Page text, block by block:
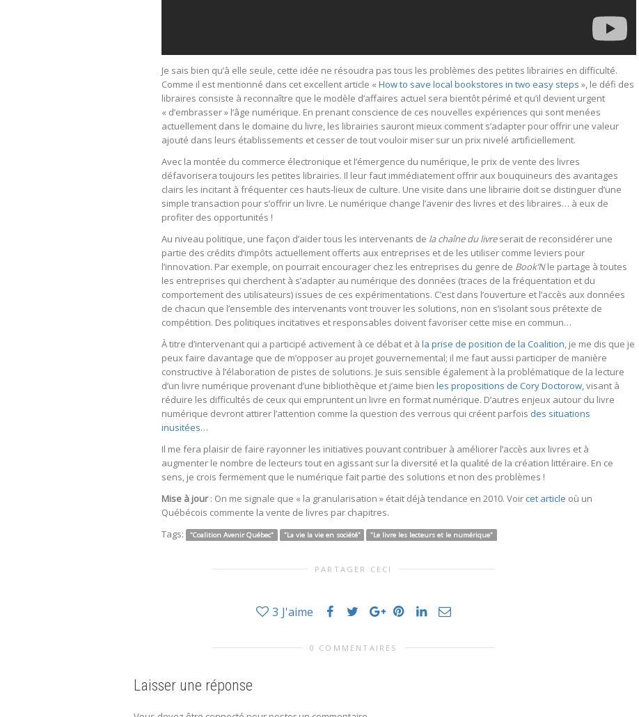
Je sais bien qu’à elle seule, cette idée ne résoudra pas tous les problèmes des petites librairies en difficulté.
Comme il est mentionné dans cet excellent article « How to save local bookstores in two easy steps », le défi des
libraires consiste à reconnaître que le modèle d’affaires actuel sera bientôt périmé et qu’il devient urgent
« d’embrasser » l’âge numérique. En prenant conscience de ces nouvelles expériences qui sont menées
actuellement dans le domaine du livre, les librairies sauront mieux comment s’adapter pour offrir une valeur
ajouté dans leurs établissements et cesser de tout vouloir miser sur un prix nivelé artificiellement.
Avec la montée du commerce électronique et l’émergence du numérique, le prix de vente des livres
défavorisera toujours les petites librairies. Il leur faut immédiatement offrir aux bouquineurs des avantages
clairs les incitant à fréquenter ces hauts-lieux de culture. Une visite dans une librairie doit se distinguer d’une
simple transaction pour s’offrir un livre. Le numérique change l’avenir des livres et des libraires… à eux de
profiter des opportunités !
Au niveau politique, une façon d’aider tous les intervenants de la chaîne du livreserait de reconsidérer une
partie des crédits d’impôts actuellement offerts aux entreprises et de les utiliser comme leviers pour
l’innovation. Par exemple, on pourrait encourager chez les entreprises du genre de Book’Nle partage à toutes
les entreprises qui cherchent à s’adapter au numérique des données (traces de la fréquentation et du
comportement des utilisateurs) issues de ces expérimentations. C’est dans l’ouverture et l’accès aux données
de chacun que l’ensemble des intervenants vont trouver les solutions, non en s’isolant sous prétexte de
compétition. Des politiques incitatives et responsables doivent favoriser cette mise en commun…
À titre d’intervenant qui a participé activement à ce débat et à la prise de position de la Coalition, je me dis que je
peux faire davantage que de m’opposer au projet gouvernemental; il me faut aussi participer de manière
constructive à l’élaboration de pistes de solutions. Je suis sensible également à la problématique de la lecture
d’un livre numérique provenant d’une bibliothèque et j’aime bien les propositions de Cory Doctorow, visant à
réduire les difficultés de ceux qui empruntent un livre en format numérique. D’autres enjeux autour du livre
numérique devront attirer l’attention comme la question des verrous qui créent parfois des situations
inusitées…
Il me fera plaisir de faire rayonner les initiatives pouvant contribuer à améliorer l’accès aux livres et à
augmenter le nombre de lecteurs tout en agissant sur la diversité et la qualité de la création littéraire. En ce
sens, je crois fermement que le numérique fait partie des solutions et non des problèmes !
Mise à jour: On me signale que « la granularisation » était déjà tendance en 2010. Voircet article où un
Québécois commente la vente de livres par chapitres.
Tags:
"Coalition Avenir Québec" "La vie la vie en société" "Le livre les lecteurs et le numérique"
PARTAGER CECI
3 J'aime
0 COMMENTAIRES
Laisser une réponse